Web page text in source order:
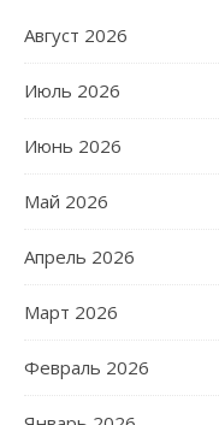
Август 2026
Июль 2026
Июнь 2026
Май 2026
Апрель 2026
Март 2026
Февраль 2026